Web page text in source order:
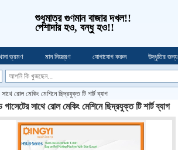
শুধুমাত্র গুণমান বাজার দখল!!
পেশাদার হও, বন্ধু হও!!
ভ্রমণ মান নিয়ন্ত্রণ যোগাযোগ করুন উদ্ধৃতির
রোল মেকিং মেশিনে ছিদ্রযুক্ত টি শার্ট ব্যাগ
গাসেটের সাথে রোল মেকিং মেশিনে ছিদ্রযুক্ত টি শার্ট ব্যাগ